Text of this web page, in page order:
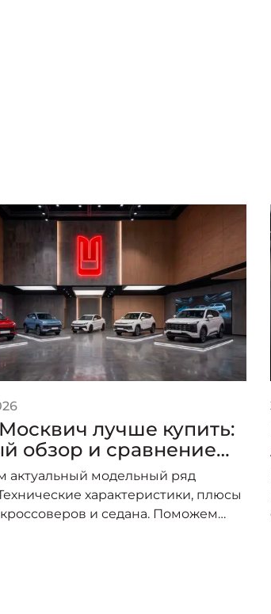
лучше купить:
обзор и сравнение
линейки
актуальный модельный ряд
характеристики, плюсы
и седана. Поможем